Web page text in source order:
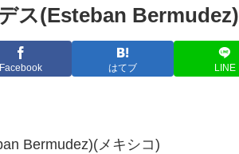
ス(Esteban Bermudez)
Facebook はてブ LINE
Bermudez)(メキシコ)